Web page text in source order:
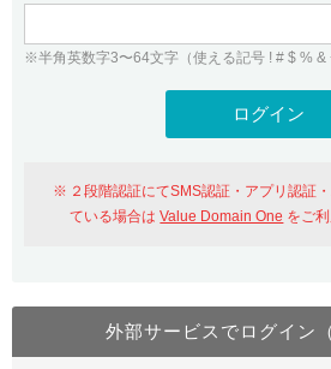
WHOIS検索
Value Domainにロ
おすすめ One レンタルサーバーを含
Value Domain Oneに
※半角英数字3〜64文字（使える記号 ! # $ % &
２段階認証にてSMS認証・アプリ認証
ている場合はValue Domain One をご
外部サービスでログイン